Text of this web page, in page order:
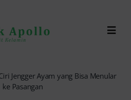
Jengger Ayam yang Bisa Menular
ke Pasangan